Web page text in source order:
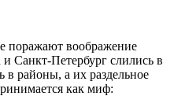
поражают воображение
Санкт-Петербург слились в
в районы, а их раздельное
как миф: